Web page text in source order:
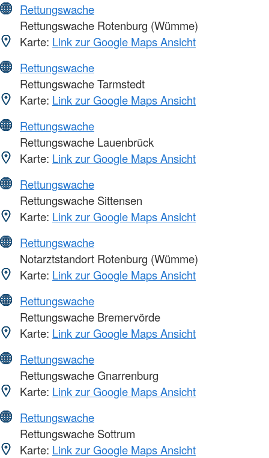
Rettungswache
Rettungswache Rotenburg (Wümme)
Karte: Link zur Google Maps Ansicht
Rettungswache
Rettungswache Tarmstedt
Karte: Link zur Google Maps Ansicht
Rettungswache
Rettungswache Lauenbrück
Karte: Link zur Google Maps Ansicht
Rettungswache
Rettungswache Sittensen
Karte: Link zur Google Maps Ansicht
Rettungswache
Notarztstandort Rotenburg (Wümme)
Karte: Link zur Google Maps Ansicht
Rettungswache
Rettungswache Bremervörde
Karte: Link zur Google Maps Ansicht
Rettungswache
Rettungswache Gnarrenburg
Karte: Link zur Google Maps Ansicht
Rettungswache
Rettungswache Sottrum
Karte: Link zur Google Maps Ansicht